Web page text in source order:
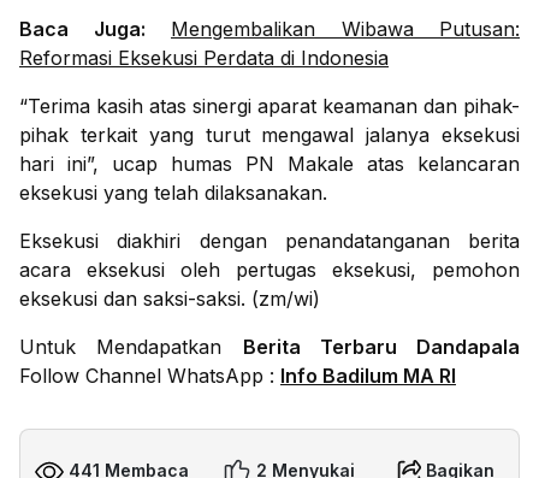
Baca Juga:
Mengembalikan Wibawa Putusan:
Reformasi Eksekusi Perdata di Indonesia
“Terima kasih atas sinergi aparat keamanan dan pihak-
pihak terkait yang turut mengawal jalanya eksekusi
hari ini”, ucap humas PN Makale atas kelancaran
eksekusi yang telah dilaksanakan.
Eksekusi diakhiri dengan penandatanganan berita
acara eksekusi oleh pertugas eksekusi, pemohon
eksekusi dan saksi-saksi. (zm/wi)
Untuk Mendapatkan Berita Terbaru Dandapala
Follow Channel WhatsApp : Info Badilum MA RI
441 Membaca 2 Menyukai Bagikan